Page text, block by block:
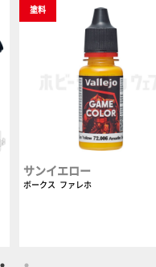
塗料
サンイエロー
ボークス ファレホ